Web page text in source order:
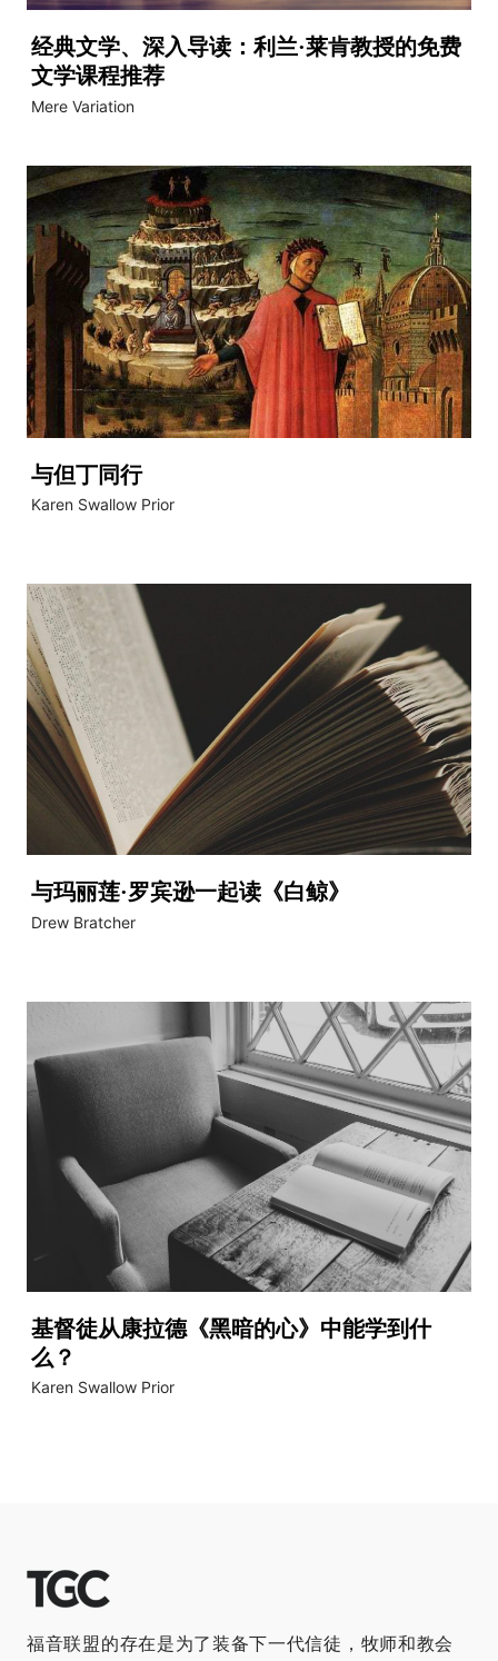
经典文学、深入导读：利兰·莱肯教授的免费
文学课程推荐
Mere Variation
与但丁同行
Karen Swallow Prior
与玛丽莲·罗宾逊一起读《白鲸》
Drew Bratcher
基督徒从康拉德《黑暗的心》中能学到什
么？
Karen Swallow Prior
福音联盟的存在是为了装备下一代信徒，牧师和教会